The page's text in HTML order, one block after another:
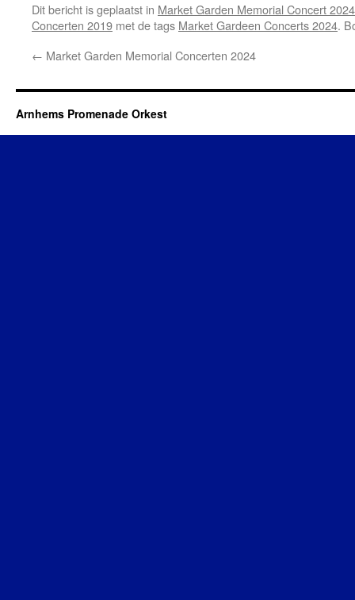
Dit bericht is geplaatst in Market Garden Memorial Concert 2024
Concerten 2019 met de tags Market Gardeen Concerts 2024.
← Market Garden Memorial Concerten 2024
Arnhems Promenade Orkest